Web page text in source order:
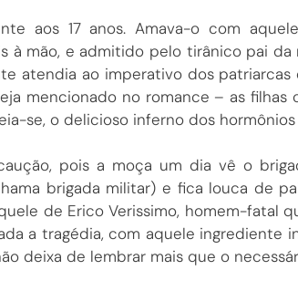
aos 17 anos. Amava-o com
à mão, e admitido pelo tirânico pai da
atendia ao imperativo dos
mencionado no romance – as filhas
se, o delicioso inferno dos
pois a moça um dia vê o
brigada militar) e fica louca de
de Erico Verissimo, homem-fatal
a tragédia, com aquele ingrediente
deixa de lembrar mais que o